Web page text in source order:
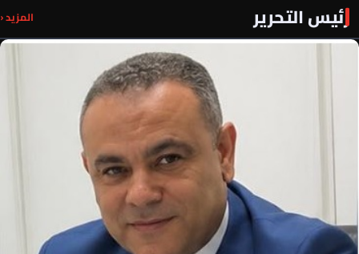
رئيس التحرير المزيد ‹